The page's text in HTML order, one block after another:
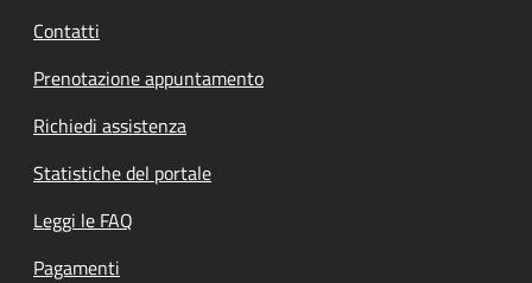
Contatti
Prenotazione appuntamento
Richiedi assistenza
Statistiche del portale
Leggi le FAQ
Pagamenti